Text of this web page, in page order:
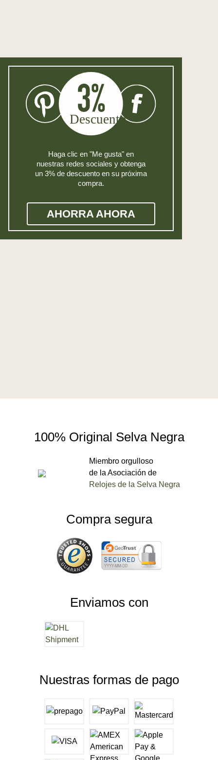
Haga clic en "Me gusta" en
nuestras redes sociales y obtenga
un 3% de descuento en su próxima
compra.
AHORRA AHORA
100% Original Selva Negra
Miembro orgulloso
de la Asociación de
Relojes de la Selva Negra
Compra segura
Enviamos con
Nuestras formas de pago